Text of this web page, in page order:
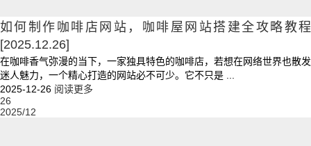
如何制作咖啡店网站，咖啡屋网站搭建全攻略教程
[2025.12.26]
在咖啡香气弥漫的当下，一家独具特色的咖啡店，若想在网络世界也散发
迷人魅力，一个精心打造的网站必不可少。它不只是 ...
2025-12-26 阅读更多
26
2025/12